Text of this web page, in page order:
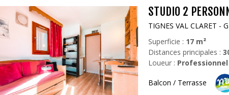
STUDIO 2
TIGNES VAL CLARET -
Superficie : 17 m²
Distances principales :
Loueur : Professionnel
Balcon / Terrasse